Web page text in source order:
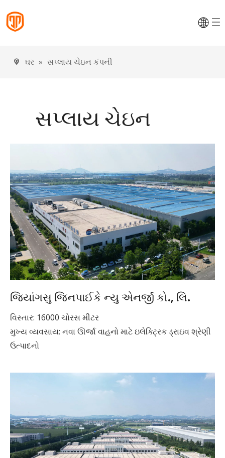
ઘર » સપ્લાય ચેઇન કંપની
સપ્લાય ચેઇન
જિયાંગસુ જિનપાઈકે ન્યુ એનર્જી કો., લિ.
વિસ્તાર: 16000 ચોરસ મીટર
મુખ્ય વ્યવસાય: નવા ઊર્જા વાહનો માટે ઇલેક્ટ્રિક ડ્રાઇવ શ્રેણી
ઉત્પાદનો